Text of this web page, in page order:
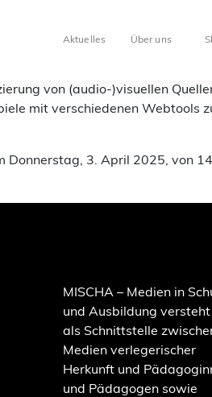
Aktuelles Über uns
von (audio-)visuellen
mit verschiedenen Webtools
3. April 2025, von
MISCHA – Medien in
und Ausbildung versteht
als Schnittstelle
Medien verlegerischer
Herkunft und
und Pädagogen sowie